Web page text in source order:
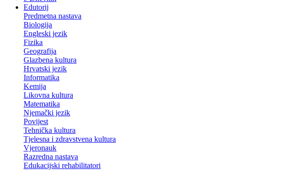
Edutorij
Predmetna nastava
Biologija
Engleski jezik
Fizika
Geografija
Glazbena kultura
Hrvatski jezik
Informatika
Kemija
Likovna kultura
Matematika
Njemački jezik
Povijest
Tehnička kultura
Tjelesna i zdravstvena kultura
Vjeronauk
Razredna nastava
Edukacijski rehabilitatori